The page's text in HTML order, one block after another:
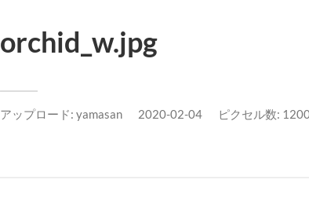
orchid_w.jpg
アップロード: yamasan 2020-02-04 ピクセル数: